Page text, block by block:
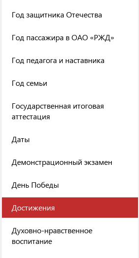
Год защитника Отечества
Год пассажира в ОАО «РЖД»
Год педагога и наставника
Год семьи
Государственная итоговая
аттестация
Даты
Демонстрационный экзамен
День Победы
Достижения
Духовно-нравственное
воспитание